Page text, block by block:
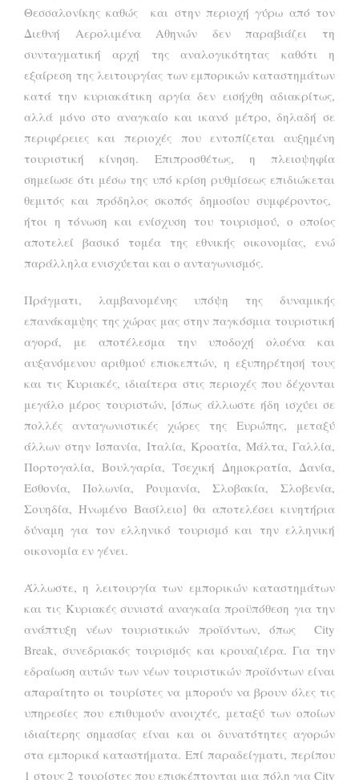
Θεσσαλονίκης καθώς και στην περιοχή γύρω από τον
Διεθνή Αερολιμένα Αθηνών δεν παραβιάζει τη
συνταγματική αρχή της αναλογικότητας καθότι η
εξαίρεση της λειτουργίας των εμπορικών καταστημάτων
κατά την κυριακάτικη αργία δεν εισήχθη αδιακρίτως,
αλλά μόνο στο αναγκαίο και ικανό μέτρο, δηλαδή σε
περιφέρειες και περιοχές που εντοπίζεται αυξημένη
τουριστική κίνηση. Επιπροσθέτως, η πλειοψηφία
σημείωσε ότι μέσω της υπό κρίση ρυθμίσεως επιδιώκεται
θεμιτός και πρόδηλος σκοπός δημοσίου συμφέροντος,
ήτοι η τόνωση και ενίσχυση του τουρισμού, ο οποίος
αποτελεί βασικό τομέα της εθνικής οικονομίας, ενώ
παράλληλα ενισχύεται και ο ανταγωνισμός.
Πράγματι, λαμβανομένης υπόψη της δυναμικής
επανάκαμψης της χώρας μας στην παγκόσμια τουριστική
αγορά, με αποτέλεσμα την υποδοχή ολοένα και
αυξανόμενου αριθμού επισκεπτών, η εξυπηρέτησή τους
και τις Κυριακές, ιδιαίτερα στις περιοχές που δέχονται
μεγάλο μέρος τουριστών, [όπως άλλωστε ήδη ισχύει σε
πολλές ανταγωνιστικές χώρες της Ευρώπης, μεταξύ
άλλων στην Ισπανία, Ιταλία, Κροατία, Μάλτα, Γαλλία,
Πορτογαλία, Βουλγαρία, Τσεχική Δημοκρατία, Δανία,
Εσθονία, Πολωνία, Ρουμανία, Σλοβακία, Σλοβενία​​,
Σουηδία, Ηνωμένο Βασίλειο] θα αποτελέσει κινητήρια
δύναμη για τον ελληνικό τουρισμό και την ελληνική
οικονομία εν γένει.
Άλλωστε, η λειτουργία των εμπορικών καταστημάτων
και τις Κυριακές συνιστά αναγκαία προϋπόθεση για την
ανάπτυξη νέων τουριστικών προϊόντων, όπως City
Break, συνεδριακός τουρισμός και κρουαζιέρα. Για την
εδραίωση αυτών των νέων τουριστικών προϊόντων είναι
απαραίτητο οι τουρίστες να μπορούν να βρουν όλες τις
υπηρεσίες που επιθυμούν ανοιχτές, μεταξύ των οποίων
ιδιαίτερης σημασίας είναι και οι δυνατότητες αγορών
στα εμπορικά καταστήματα. Επί παραδείγματι, περίπου
1 στους 2 τουρίστες που επισκέπτονται μια πόλη για City